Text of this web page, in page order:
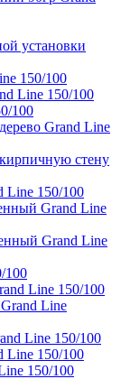
установки
150/100
Line 150/100
100
Grand Line
стену
150/100
Grand Line
Grand Line
100
Line 150/100
Line
Line 150/100
Line 150/100
150/100